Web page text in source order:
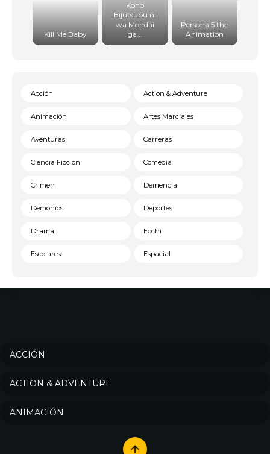
Kill Me Baby
Kono
Bijutsubu ni
wa Mondai
ga...
Persona 5 the
Animation
Acción Action & Adventure
Animación Artes Marciales
Aventuras Carreras
Ciencia Ficción Comedia
Crimen Demencia
Demonios Deportes
Drama Ecchi
Escolares Espacial
Música
ACCIÓN
ACTION & ADVENTURE
ANIMACIÓN